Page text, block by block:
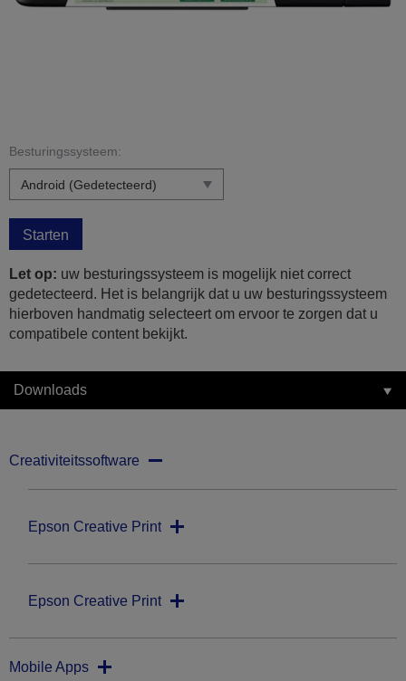
Besturingssysteem:
Starten
Let op: uw besturingssysteem is mogelijk niet correct
gedetecteerd. Het is belangrijk dat u uw besturingssysteem
hierboven handmatig selecteert om ervoor te zorgen dat u
compatibele content bekijkt.
Downloads
Creativiteitssoftware
Epson Creative Print
Epson Creative Print
Mobile Apps